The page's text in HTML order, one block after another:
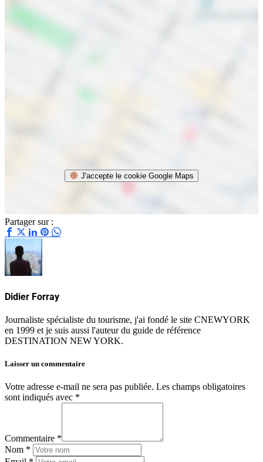
J'accepte le cookie Google Maps
Partager sur :
Didier Forray
Journaliste spécialiste du tourisme, j'ai fondé le site CNEWYORK
en 1999 et je suis aussi l'auteur du guide de référence
DESTINATION NEW YORK.
Laisser un commentaire
Votre adresse e-mail ne sera pas publiée. Les champs obligatoires
sont indiqués avec *
Commentaire *
Nom *